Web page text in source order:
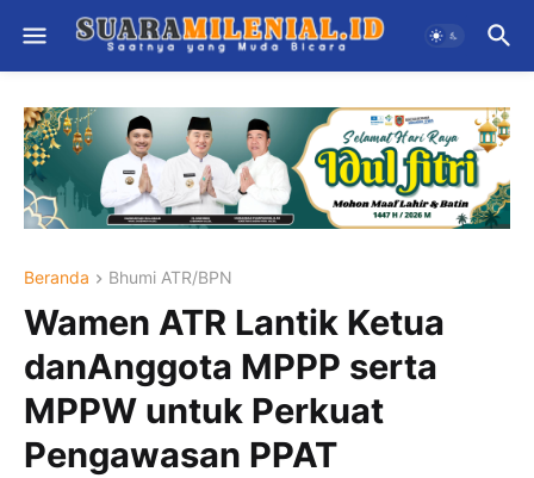
Beranda Bhumi ATR/BPN
Wamen ATR Lantik Ketua
danAnggota MPPP serta
MPPW untuk Perkuat
Pengawasan PPAT